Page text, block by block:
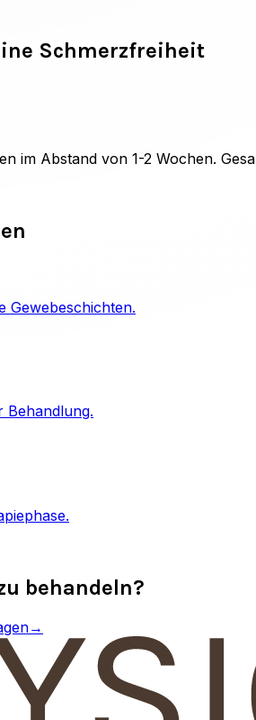
Schmerzfreiheit
im Abstand von 1-2 Wochen.
Gewebeschichten.
Behandlung.
behandeln?
→